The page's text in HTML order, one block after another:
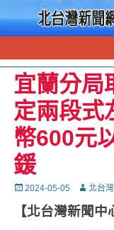
宜蘭分局
定兩段式
幣600元
鍰
Posted
2024-05-05 Autor北台
【北台灣新聞中